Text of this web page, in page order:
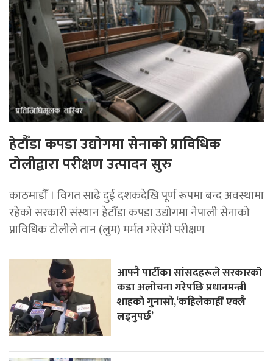
हेटौँडा कपडा उद्योगमा सेनाको प्राविधिक
टोलीद्वारा परीक्षण उत्पादन सुरु
काठमाडौँ । विगत साढे दुई दशकदेखि पूर्ण रूपमा बन्द अवस्थामा
रहेको सरकारी संस्थान हेटौँडा कपडा उद्योगमा नेपाली सेनाको
प्राविधिक टोलीले तान (लुम) मर्मत गरेसँगै परीक्षण
आफ्नै पार्टीका सांसदहरूले सरकारको
कडा अलोचना गरेपछि प्रधानमन्त्री
शाहकाे गुनासाे,‘कहिलेकाहीँ एक्लै
लड्नुपर्छ’